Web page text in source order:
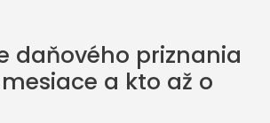
daňového priznania
a kto až o